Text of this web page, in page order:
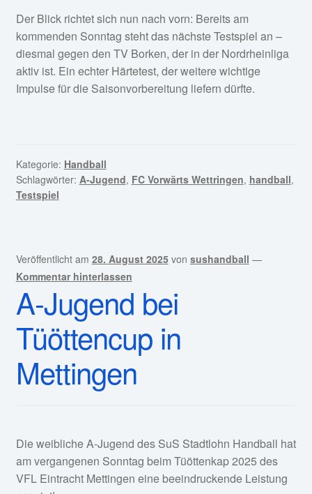
Der Blick richtet sich nun nach vorn: Bereits am
kommenden Sonntag steht das nächste Testspiel an –
diesmal gegen den TV Borken, der in der Nordrheinliga
aktiv ist. Ein echter Härtetest, der weitere wichtige
Impulse für die Saisonvorbereitung liefern dürfte.
Kategorie: Handball
Schlagwörter: A-Jugend, FC Vorwärts Wettringen, handball,
Testspiel
Veröffentlicht am 28. August 2025 von sushandball —
Kommentar hinterlassen
A-Jugend bei
Tüöttencup in
Mettingen
Die weibliche A-Jugend des SuS Stadtlohn Handball hat
am vergangenen Sonntag beim Tüöttenkap 2025 des
VFL Eintracht Mettingen eine beeindruckende Leistung